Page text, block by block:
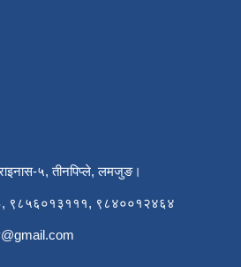
राइनास-५, तीनपिप्ले, लमजुङ।
९८५६०१३१११, ९८४००१२४६४